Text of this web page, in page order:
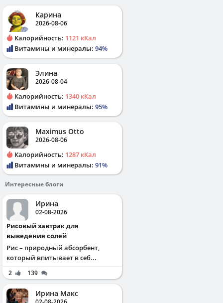
Карина
2026-08-06
Калорийность: 1121 кКал
Витамины и минералы: 94%
Элина
2026-08-04
Калорийность: 1340 кКал
Витамины и минералы: 95%
Maximus Otto
2026-08-06
Калорийность: 1287 кКал
Витамины и минералы: 91%
Интересные блоги
Ирина
02-08-2026
Рисовый завтрак для
выведения солей
Рис – природный абсорбент,
который впитывает в себ...
2 139
Ирина Макс